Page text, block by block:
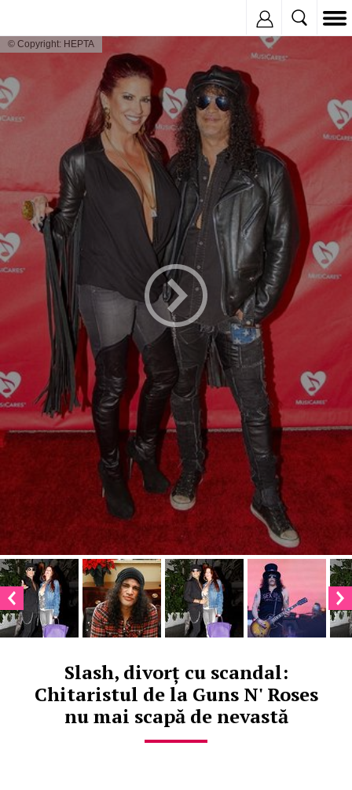
© Copyright: HEPTA
Slash, divorț cu scandal:
Chitaristul de la Guns N' Roses
nu mai scapă de nevastă